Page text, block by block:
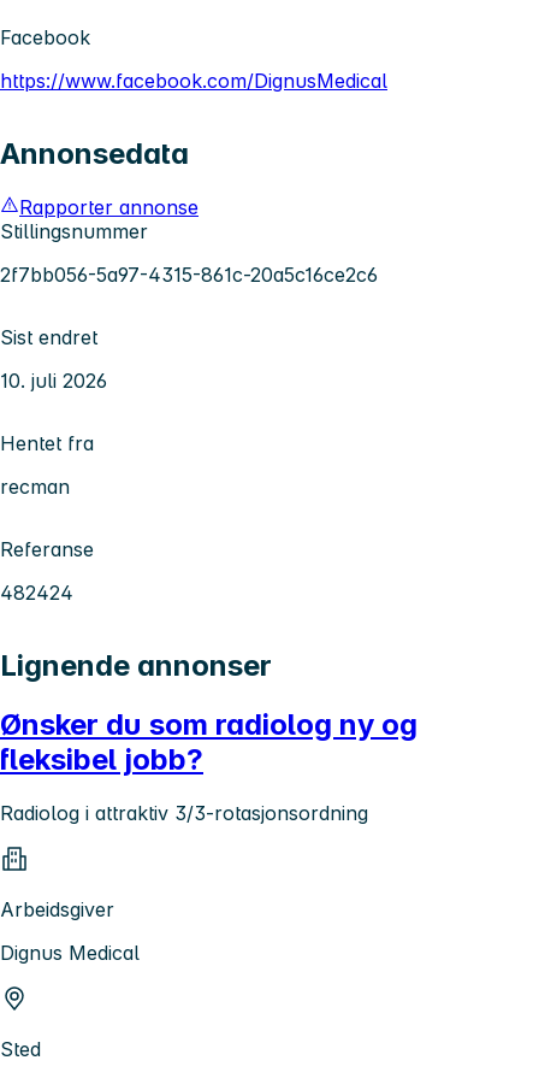
Facebook
https://www.facebook.com/DignusMedical
Annonsedata
Rapporter annonse
Stillingsnummer
2f7bb056-5a97-4315-861c-20a5c16ce2c6
Sist endret
10. juli 2026
Hentet fra
recman
Referanse
482424
Lignende annonser
Ønsker du som radiolog ny og
fleksibel jobb?
Radiolog i attraktiv 3/3-rotasjonsordning
Arbeidsgiver
Dignus Medical
Sted